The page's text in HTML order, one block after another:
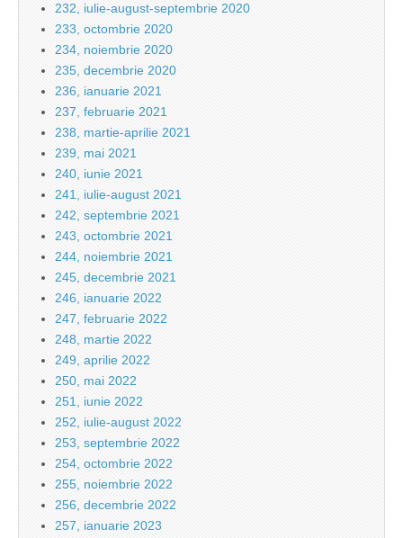
232, iulie-august-septembrie 2020
233, octombrie 2020
234, noiembrie 2020
235, decembrie 2020
236, ianuarie 2021
237, februarie 2021
238, martie-aprilie 2021
239, mai 2021
240, iunie 2021
241, iulie-august 2021
242, septembrie 2021
243, octombrie 2021
244, noiembrie 2021
245, decembrie 2021
246, ianuarie 2022
247, februarie 2022
248, martie 2022
249, aprilie 2022
250, mai 2022
251, iunie 2022
252, iulie-august 2022
253, septembrie 2022
254, octombrie 2022
255, noiembrie 2022
256, decembrie 2022
257, ianuarie 2023